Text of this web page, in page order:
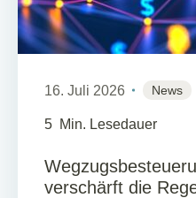
16. Juli 2026 News
5 Min. Lesedauer
verschärft die